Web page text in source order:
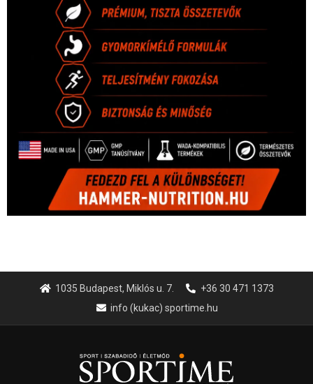
1035 Budapest, Miklós u. 7.
+36 30 471 1373
info (kukac) sportime.hu